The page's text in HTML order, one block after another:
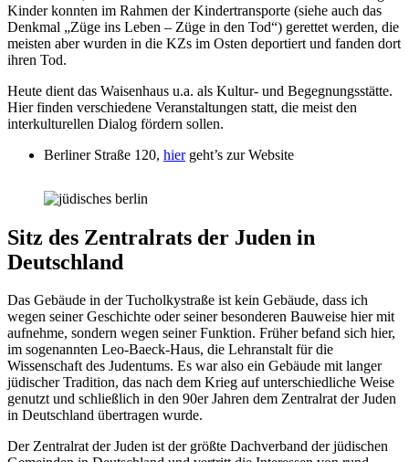
Kinder konnten im Rahmen der Kindertransporte (siehe auch das
Denkmal „Züge ins Leben – Züge in den Tod“) gerettet werden, die
meisten aber wurden in die KZs im Osten deportiert und fanden dort
ihren Tod.
Heute dient das Waisenhaus u.a. als Kultur- und Begegnungsstätte.
Hier finden verschiedene Veranstaltungen statt, die meist den
interkulturellen Dialog fördern sollen.
Berliner Straße 120, hiergeht’s zur Website
Sitz des Zentralrats der Juden in
Deutschland
Das Gebäude in der Tucholkystraße ist kein Gebäude, dass ich
wegen seiner Geschichte oder seiner besonderen Bauweise hier mit
aufnehme, sondern wegen seiner Funktion. Früher befand sich hier,
im sogenannten Leo-Baeck-Haus, die Lehranstalt für die
Wissenschaft des Judentums. Es war also ein Gebäude mit langer
jüdischer Tradition, das nach dem Krieg auf unterschiedliche Weise
genutzt und schließlich in den 90er Jahren dem Zentralrat der Juden
in Deutschland übertragen wurde.
Der Zentralrat der Juden ist der größte Dachverband der jüdischen